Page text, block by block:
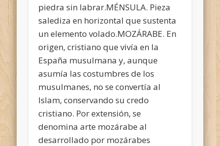
piedra sin labrar.MÉNSULA. Pieza
salediza en horizontal que sustenta
un elemento volado.MOZÁRABE. En
origen, cristiano que vivía en la
España musulmana y, aunque
asumía las costumbres de los
musulmanes, no se convertía al
Islam, conservando su credo
cristiano. Por extensión, se
denomina arte mozárabe al
desarrollado por mozárabes